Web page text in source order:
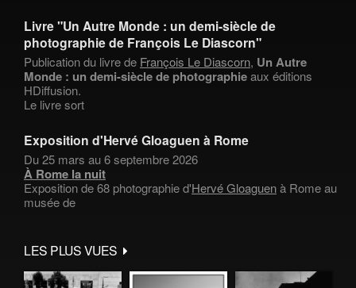
Livre "Un Autre Monde : un demi-siècle de
photographie de François Le Diascorn"
Publication du livre de François Le Diascorn, Un Autre
Monde : un demi-siècle de photographieaux éditions
HDiffusion.
Le livre sort
Exposition d'Hervé Gloaguen à Rome
Du 25 mars au 6 septembre 2026
À Rome la nuit
Exposition de 68 photographie d'Hervé Gloaguenà Rome au
musée de
LES PLUS VUES